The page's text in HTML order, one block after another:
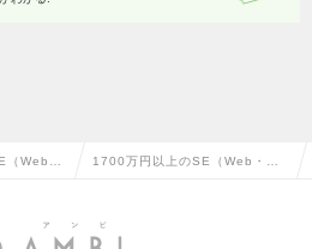
（Web・ 1700万円以上のSE（Web・オ
覧